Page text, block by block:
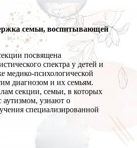
семьи, воспитывающей
посвящена
спектра у детей и
медико-психологической
диагнозом и их семьям.
секции, семьи, в которых
узнают о
специализированной